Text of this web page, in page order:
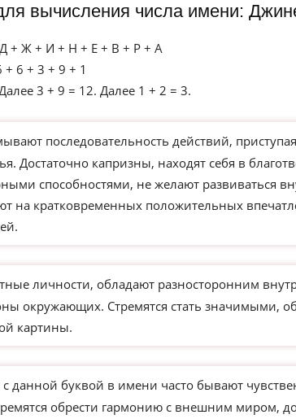
вычисления числа имени:
+ Ж + И + Н + Е + В + Р + А
+ 6 + 3 + 9 + 1
3 + 9 = 12. Далее 1 + 2 = 3.
последовательность действий,
Достаточно капризны, находят себя в
способностями, не желают развиваться
на кратковременных положительных
личности, обладают разносторонним
окружающих. Стремятся стать значимыми,
картины.
данной буквой в имени часто бывают
обрести гармонию с внешним миром,